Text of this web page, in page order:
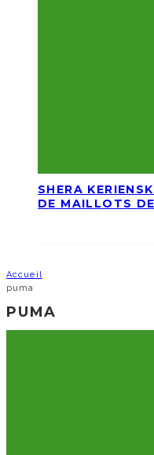
SHERA
DE MAILLOTS
Accueil
puma
PUMA